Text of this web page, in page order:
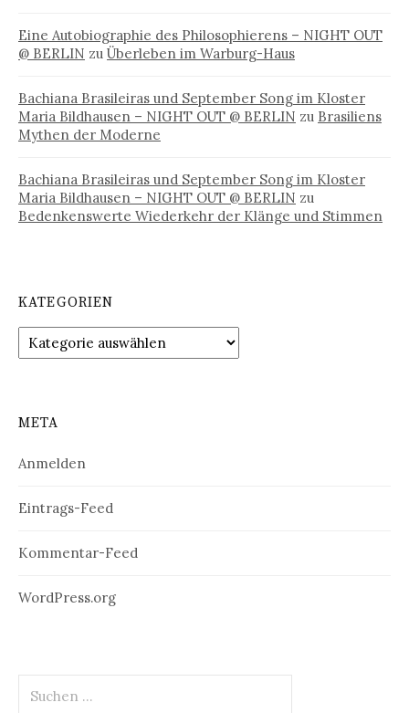
Eine Autobiographie des Philosophierens – NIGHT OUT
@ BERLIN zu Überleben im Warburg-Haus
Bachiana Brasileiras und September Song im Kloster
Maria Bildhausen – NIGHT OUT @ BERLIN zu Brasiliens
Mythen der Moderne
Bachiana Brasileiras und September Song im Kloster
Maria Bildhausen – NIGHT OUT @ BERLIN zu
Bedenkenswerte Wiederkehr der Klänge und Stimmen
KATEGORIEN
Kategorien
META
Anmelden
Eintrags-Feed
Kommentar-Feed
WordPress.org
nach: